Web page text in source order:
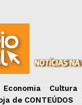
Economia Cultura
de CONTEÚDOS